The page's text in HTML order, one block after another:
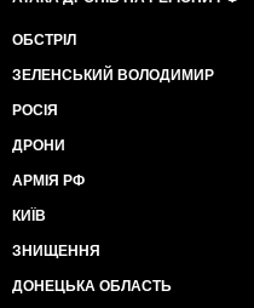
ОБСТРІЛ
ЗЕЛЕНСЬКИЙ ВОЛОДИМИР
РОСІЯ
ДРОНИ
АРМІЯ РФ
КИЇВ
ЗНИЩЕННЯ
ДОНЕЦЬКА ОБЛАСТЬ